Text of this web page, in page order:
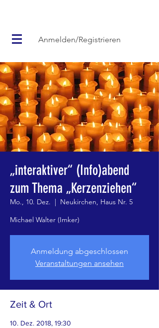
Anmelden/Registrieren
„interaktiver“ (Info)abend
zum Thema „Kerzenziehen“
Mo., 10. Dez.
  |
Neukirchen, Haus Nr. 5
Michael Walter (Imker)
Anmeldung abgeschlossen
Veranstaltungen ansehen
Zeit & Ort
10. Dez. 2018, 19:30